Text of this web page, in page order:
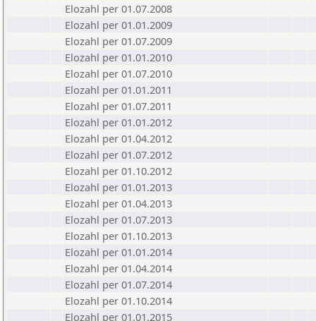
Elozahl per 01.07.2008
Elozahl per 01.01.2009
Elozahl per 01.07.2009
Elozahl per 01.01.2010
Elozahl per 01.07.2010
Elozahl per 01.01.2011
Elozahl per 01.07.2011
Elozahl per 01.01.2012
Elozahl per 01.04.2012
Elozahl per 01.07.2012
Elozahl per 01.10.2012
Elozahl per 01.01.2013
Elozahl per 01.04.2013
Elozahl per 01.07.2013
Elozahl per 01.10.2013
Elozahl per 01.01.2014
Elozahl per 01.04.2014
Elozahl per 01.07.2014
Elozahl per 01.10.2014
Elozahl per 01.01.2015